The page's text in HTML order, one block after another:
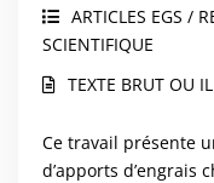
fertilisantes
ARTICLES EGS /
SCIENTIFIQUE
TEXTE BRUT OU
Ce travail présente
d’apports d’engrais